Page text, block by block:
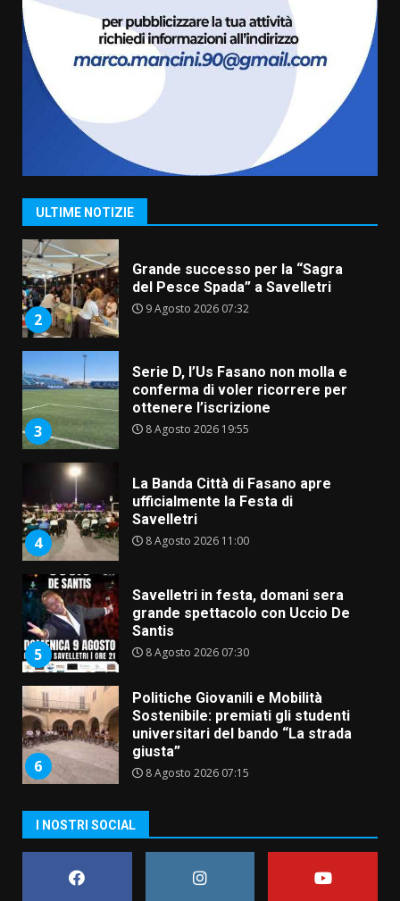
ULTIME NOTIZIE
“I Contestatori: Musica di
Rivoluzione”: nuovo
appuntamento con “Fasano in
Banda”
7 Agosto 2026 06:05
1
TARI, Scianaro: “Uniti per una
proposta concreta di
abbattimento per i cittadini
2
Grande successo per la “Sagra
del Pesce Spada” a Savelletri
9 Agosto 2026 07:32
3
Serie D, l’Us Fasano non molla e
conferma di voler ricorrere per
ottenere l’iscrizione
8 Agosto 2026 19:55
4
La Banda Città di Fasano apre
ufficialmente la Festa di
Savelletri
8 Agosto 2026 11:00
5
Savelletri in festa, domani sera
grande spettacolo con Uccio De
Santis
8 Agosto 2026 07:30
6
Politiche Giovanili e Mobilità
Sostenibile: premiati gli studenti
universitari del bando “La strada
giusta”
8 Agosto 2026 07:15
“I Contestatori: Musica di
Rivoluzione”: nuovo
7 Agosto 2026 06:05
I NOSTRI SOCIAL